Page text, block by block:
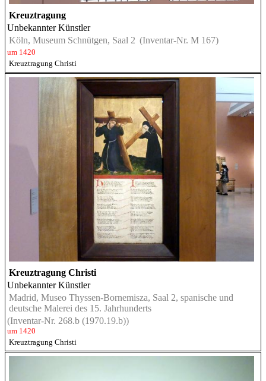
Kreuztragung
Unbekannter Künstler
Köln, Museum Schnütgen, Saal 2 (Inventar-Nr. M 167)
um 1420
Kreuztragung Christi
Kreuztragung Christi
Unbekannter Künstler
Madrid, Museo Thyssen-Bornemisza, Saal 2, spanische und
deutsche Malerei des 15. Jahrhunderts
(Inventar-Nr. 268.b (1970.19.b))
um 1420
Kreuztragung Christi